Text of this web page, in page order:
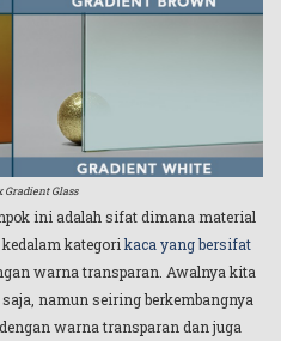
Gradient Glass
ini adalah sifat dimana material
kategori kaca yang bersifat
warna transparan. Awalnya kita
namun seiring berkembangnya
warna transparan dan juga